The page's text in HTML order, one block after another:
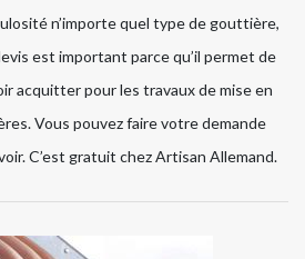
n’importe quel type de gouttière,
est important parce qu’il permet de
acquitter pour les travaux de mise en
Vous pouvez faire votre demande
C’est gratuit chez Artisan Allemand.